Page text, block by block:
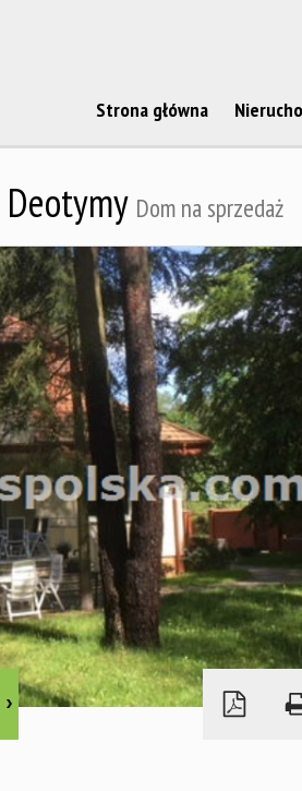
Strona główna
Deotymy Dom na sprzedaż